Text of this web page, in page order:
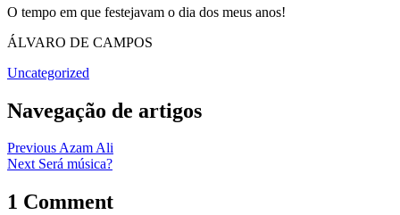
O tempo em que festejavam o dia dos meus anos!
ÁLVARO DE CAMPOS
Uncategorized
Navegação de artigos
PreviousAzam Ali
Next Será música?
1 Comment